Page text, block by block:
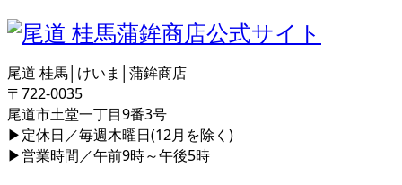
尾道 桂馬│けいま│蒲鉾商店
〒722-0035
尾道市土堂一丁目9番3号
▶定休日／毎週木曜日(12月を除く)
▶営業時間／午前9時～午後5時